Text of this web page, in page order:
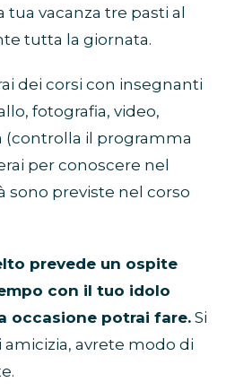
vacanza tre pasti al
tutta la giornata.
dei corsi con insegnanti
fotografia, video,
(controlla il programma
per conoscere nel
sono previste nel corso
prevede un ospite
con il tuo idolo
occasione potrai fare. Si
avrete modo di